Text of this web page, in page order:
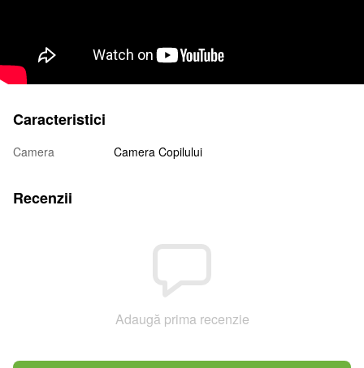
Caracteristici
Camera Camera Copilului
Recenzii
Adaugă prima recenzie